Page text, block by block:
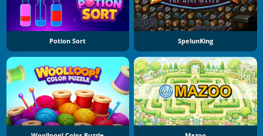
Potion Sort SpelunKing